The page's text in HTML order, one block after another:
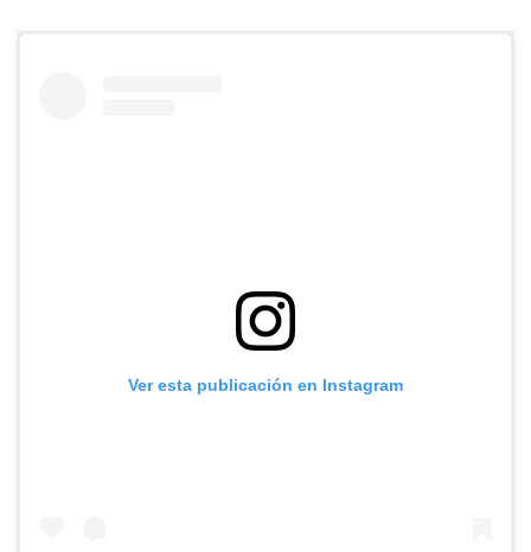
Ver esta publicación en Instagram